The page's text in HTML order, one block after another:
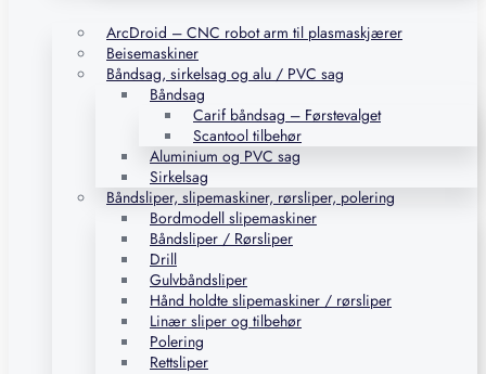
ArcDroid – CNC robot arm til plasmaskjærer
Beisemaskiner
Båndsag, sirkelsag og alu / PVC sag
Båndsag
Carif båndsag – Førstevalget
Scantool tilbehør
Aluminium og PVC sag
Sirkelsag
Båndsliper, slipemaskiner, rørsliper, polering
Bordmodell slipemaskiner
Båndsliper / Rørsliper
Drill
Gulvbåndsliper
Hånd holdte slipemaskiner / rørsliper
Linær sliper og tilbehør
Polering
Rettsliper